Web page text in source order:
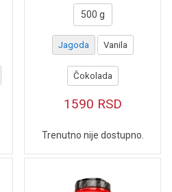
500 g
Jagoda Vanila
Čokolada
1590 RSD
Trenutno nije dostupno.